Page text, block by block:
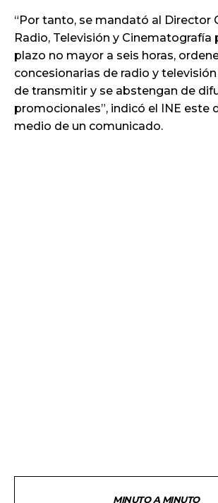
“Por tanto, se mandató al Director
Radio, Televisión y Cinematografía
plazo no mayor a seis horas,
concesionarias de radio y
de transmitir y se abstengan de
promocionales”, indicó el INE este
medio de un comunicado.
MINUTO A MINUTO